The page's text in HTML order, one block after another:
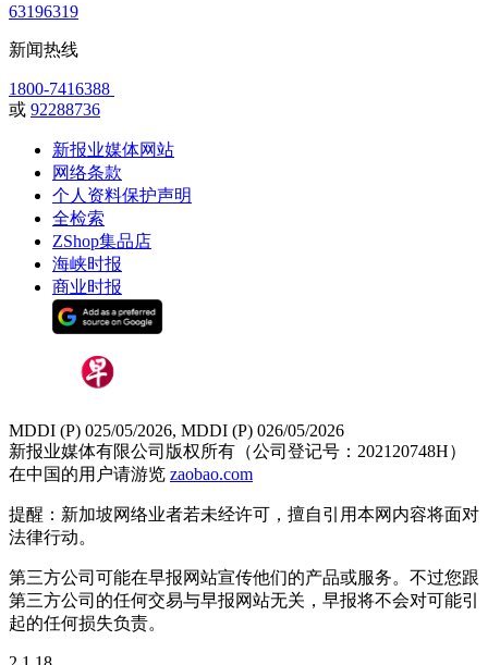
63196319
新闻热线
1800-7416388
或 92288736
新报业媒体网站
网络条款
个人资料保护声明
全检索
ZShop集品店
海峡时报
商业时报
MDDI (P) 025/05/2026, MDDI (P) 026/05/2026
新报业媒体有限公司版权所有（公司登记号：202120748H）
在中国的用户请游览 zaobao.com
提醒：新加坡网络业者若未经许可，擅自引用本网内容将面对
法律行动。
第三方公司可能在早报网站宣传他们的产品或服务。不过您跟
第三方公司的任何交易与早报网站无关，早报将不会对可能引
起的任何损失负责。